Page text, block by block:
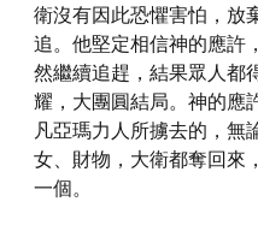
衛沒有因此恐懼害怕，放
追。他堅定相信神的應許
然繼續追趕，結果眾人都
耀，大團圓結局。神的應
凡亞瑪力人所擄去的，無
女、財物，大衛都奪回來
一個。